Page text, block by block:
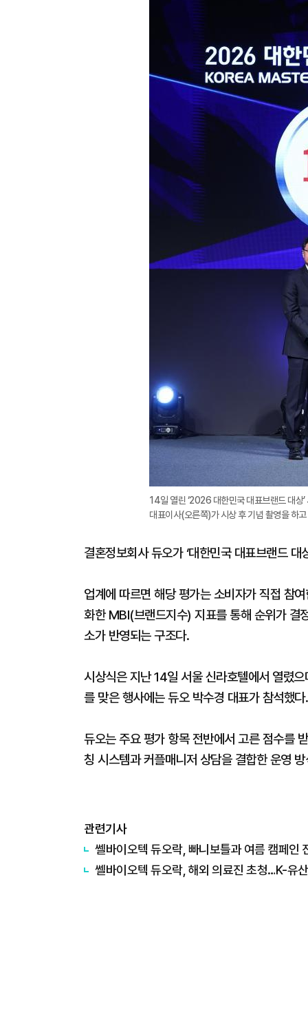
14일 열린 ‘2026 대한민국 대표브랜드 대상
대표이사(오른쪽)가 시상 후 기념 촬영을 하
결혼정보회사 듀오가 ‘대한민국 대표브랜드
업계에 따르면 해당 평가는 소비자가 직접 참
화한 MBI(브랜드지수) 지표를 통해 순위가 결
소가 반영되는 구조다.
시상식은 지난 14일 서울 신라호텔에서 열렸
를 맞은 행사에는 듀오 박수경 대표가 참석했다.
듀오는 주요 평가 항목 전반에서 고른 점수를
칭 시스템과 커플매니저 상담을 결합한 운영
관련기사
쎌바이오텍 듀오락, 빠니보틀과 여름 캠페인
쎌바이오텍 듀오락, 해외 의료진 초청…K-유